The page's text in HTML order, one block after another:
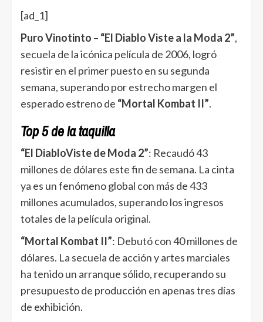
[ad_1]
Puro Vinotinto – “El Diablo Viste a la Moda 2”,
secuela de la icónica película de 2006, logró
resistir en el primer puesto en su segunda
semana, superando por estrecho margen el
esperado estreno de “Mortal Kombat II”.
Top 5 de la taquilla
“El DiabloViste de Moda 2”: Recaudó 43
millones de dólares este fin de semana. La cinta
ya es un fenómeno global con más de 433
millones acumulados, superando los ingresos
totales de la película original.
“Mortal Kombat II”: Debutó con 40 millones de
dólares. La secuela de acción y artes marciales
ha tenido un arranque sólido, recuperando su
presupuesto de producción en apenas tres días
de exhibición.